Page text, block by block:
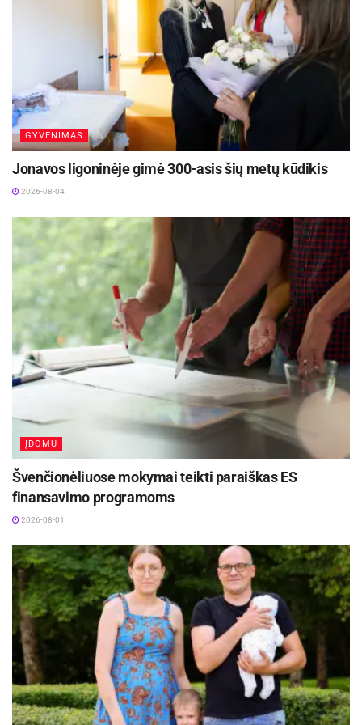
svarbu reguliariai, kiekvieną mėnesį
atsidėti 10-20 proc. savo pajamų
taupymui. Jei po paskaičiavimo
biudžete tokios dalies nelieka,
pasirinktas variantas gali reikšti per
didelę finansinę naštą ir riziką vėluoti su
įmokomis ar pritrūkti lėšų
nenumatytiems atvejams“, – sako
„Artea“ banko finansų ekspertė dr. Dalia
Kolmatsui.
Kainos – nuo 350 iki 750 eurų
Pasak bendrovės „Capital“ nekilnojamojo turto
brokerio Manto Mikočiūno, šiuo metu Vilniuje
studentiško būsto kainos svyruoja nuo maždaug
350 eurų už senos statybos vieno kambario butą
iki 700–750 eurų už naujos statybos dviejų
kambarių butą su atskiru miegamuoju.
„Pastaruoju metu pastebime, kad
studentai vis rečiau linkę dalintis
gyvenamąja erdve su kitais. Šiandien jie
dažniausiai ieško atskiro būsto, kuriame
gyventų vieni ir turėtų savo nuosavą
erdvę poilsiui po studijų ar darbo. Todėl
rinkoje jau kurį laiką stebima tendencija,
kad vis mažiau studentų nuomojasi
variantus. Tai, žinoma, turi įtakos ir
kainų augimui“, – pastebi M.
Mikočiūnas.
Kainų pikas – liepą ir rugpjūtį
Pasak brokerio, ryškiausias nuomos kainų
augimo laikotarpis prasideda liepos viduryje ir
tęsiasi iki rugsėjo vidurio. Būtent tada, kai
GYVENIMAS
Jonavos ligoninėje gimė 300-asis šių metų kūdikis
2026-08-04
ĮDOMU
Švenčionėliuose mokymai teikti paraiškas ES
finansavimo programoms
2026-08-01